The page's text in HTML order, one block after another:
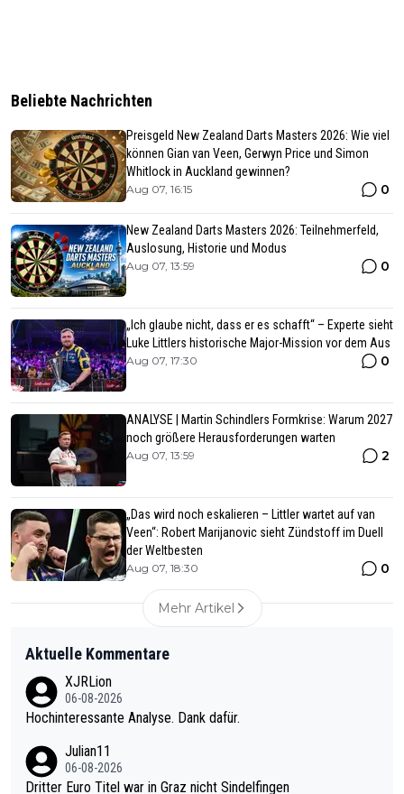
Beliebte Nachrichten
Preisgeld New Zealand Darts Masters 2026: Wie viel
können Gian van Veen, Gerwyn Price und Simon
Whitlock in Auckland gewinnen?
Aug 07, 16:15 0
New Zealand Darts Masters 2026: Teilnehmerfeld,
Auslosung, Historie und Modus
Aug 07, 13:59 0
„Ich glaube nicht, dass er es schafft“ – Experte sieht
Luke Littlers historische Major-Mission vor dem Aus
Aug 07, 17:30 0
ANALYSE | Martin Schindlers Formkrise: Warum 2027
noch größere Herausforderungen warten
Aug 07, 13:59 2
„Das wird noch eskalieren – Littler wartet auf van
Veen“: Robert Marijanovic sieht Zündstoff im Duell
der Weltbesten
Aug 07, 18:30 0
Mehr Artikel
Aktuelle Kommentare
XJRLion
06-08-2026
Hochinteressante Analyse. Dank dafür.
Julian11
06-08-2026
Dritter Euro Titel war in Graz nicht Sindelfingen